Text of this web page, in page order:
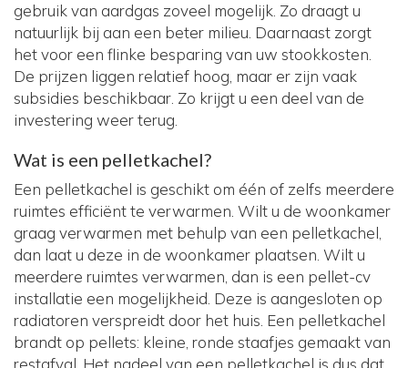
gebruik van aardgas zoveel mogelijk. Zo draagt u
natuurlijk bij aan een beter milieu. Daarnaast zorgt
het voor een flinke besparing van uw stookkosten.
De prijzen liggen relatief hoog, maar er zijn vaak
subsidies beschikbaar. Zo krijgt u een deel van de
investering weer terug.
Wat is een pelletkachel?
Een pelletkachel is geschikt om één of zelfs meerdere
ruimtes efficiënt te verwarmen. Wilt u de woonkamer
graag verwarmen met behulp van een pelletkachel,
dan laat u deze in de woonkamer plaatsen. Wilt u
meerdere ruimtes verwarmen, dan is een pellet-cv
installatie een mogelijkheid. Deze is aangesloten op
radiatoren verspreidt door het huis. Een pelletkachel
brandt op pellets: kleine, ronde staafjes gemaakt van